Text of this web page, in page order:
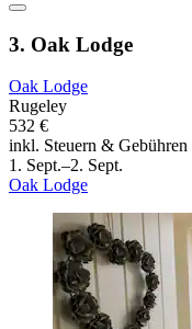
3. Oak Lodge
Oak Lodge
Rugeley
532 €
inkl. Steuern & Gebühren
1. Sept.–2. Sept.
Oak Lodge